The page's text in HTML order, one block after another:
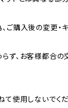
ご購入後の変更・
ず、お客様都合
て使用しないでくだ